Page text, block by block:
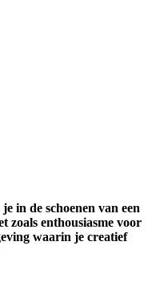
in de schoenen van een
zoals enthousiasme voor
waarin je creatief